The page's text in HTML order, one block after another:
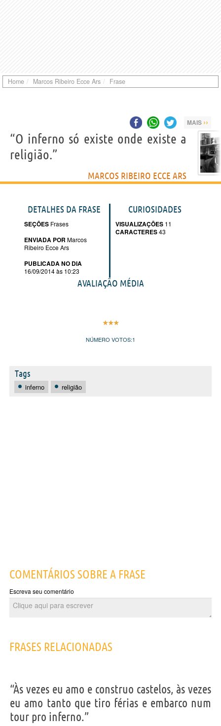
Home Marcos Ribeiro Ecce Ars Frase
MAIS ››
“O inferno só existe onde existe a
religião.”
MARCOS RIBEIRO ECCE ARS
DETALHES DA FRASE
SEÇÕES Frases
ENVIADA POR Marcos
Ribeiro Ecce Ars
PUBLICADA NO DIA
16/09/2014 às 10:23
CURIOSIDADES
VISUALIZAÇÕES 11
CARACTERES43
AVALIAÇÃO MÉDIA
NÚMERO VOTOS:1
Tags
inferno religião
COMENTÁRIOS SOBRE A FRASE
Escreva seu comentário
FRASES RELACIONADAS
“Às vezes eu amo e construo castelos, às vezes
eu amo tanto que tiro férias e embarco num
tour pro inferno.”